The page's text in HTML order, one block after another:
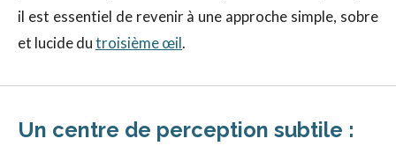
il est essentiel de revenir à une approche simple, sobre
et lucide du troisième œil.
Un centre de perception subtile :